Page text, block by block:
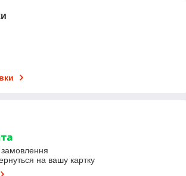
на вашу картку